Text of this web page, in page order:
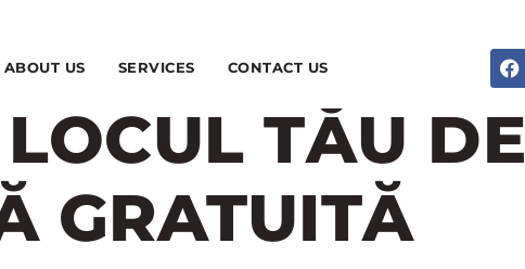
ABOUT US SERVICES CONTACT US
F
a
c
e
b
o
TĂU DE
GRATUITĂ